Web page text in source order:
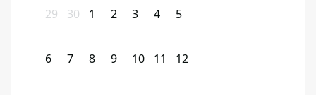
29 30 1 2 3 4 5
6 7 8 9 10 11 12